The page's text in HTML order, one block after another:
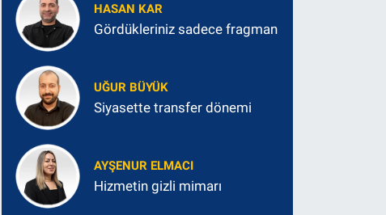
HASAN KAR
Gördükleriniz sadece fragman
UĞUR BÜYÜK
Siyasette transfer dönemi
AYŞENUR ELMACI
Hizmetin gizli mimarı